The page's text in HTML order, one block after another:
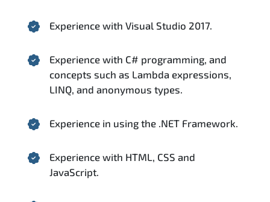
Experience with Visual Studio 2017.
Experience with C# programming, and
concepts such as Lambda expressions,
LINQ, and anonymous types.
Experience in using the .NET Framework.
Experience with HTML, CSS and
JavaScript.